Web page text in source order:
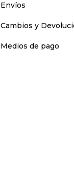
Envíos
Cambios y
Medios de pago